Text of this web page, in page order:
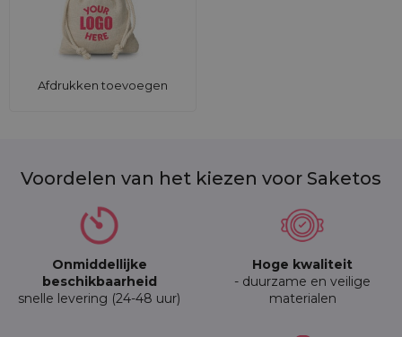
Afdrukken toevoegen
Voordelen van het kiezen voor Saketos
Onmiddellijke
beschikbaarheid
snelle levering (24-48 uur)
Hoge kwaliteit
- duurzame en veilige
materialen